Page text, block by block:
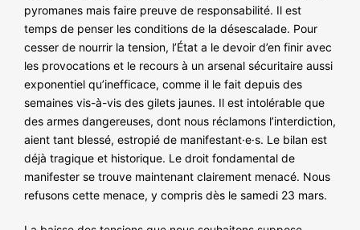
pyromanes mais faire preuve de responsabilité. Il est
temps de penser les conditions de la désescalade. Pour
cesser de nourrir la tension, l’État a le devoir d’en finir avec
les provocations et le recours à un arsenal sécuritaire aussi
exponentiel qu’inefficace, comme il le fait depuis des
semaines vis-à-vis des gilets jaunes. Il est intolérable que
des armes dangereuses, dont nous réclamons l’interdiction,
aient tant blessé, estropié de manifestant·e·s. Le bilan est
déjà tragique et historique. Le droit fondamental de
manifester se trouve maintenant clairement menacé. Nous
refusons cette menace, y compris dès le samedi 23 mars.